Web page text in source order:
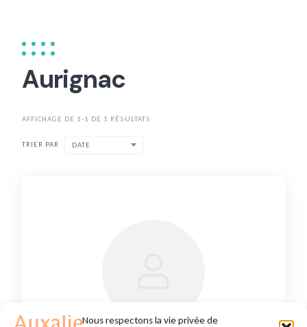
Nous respectons la vie privée de
Aurignac
AFFICHAGE DE 1-1 DE 1 RÉSULTATS
TRIER PAR DATE